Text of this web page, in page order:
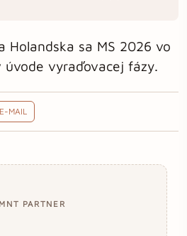
Holandska sa MS 2026 vo
vyraďovacej fázy.
E-MAIL
PARTNER